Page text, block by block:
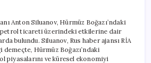
Dolar
Yerine
Yuana
Yönlendirdi”
için
Anton Siluanov, Hürmüz Boğazı’ndaki
petrol ticareti üzerindeki etkilerine dair
bulundu. Siluanov, Rus haber ajansı RİA
demeçte, Hürmüz Boğazı’ndaki
piyasalarını ve küresel ekonomiyi